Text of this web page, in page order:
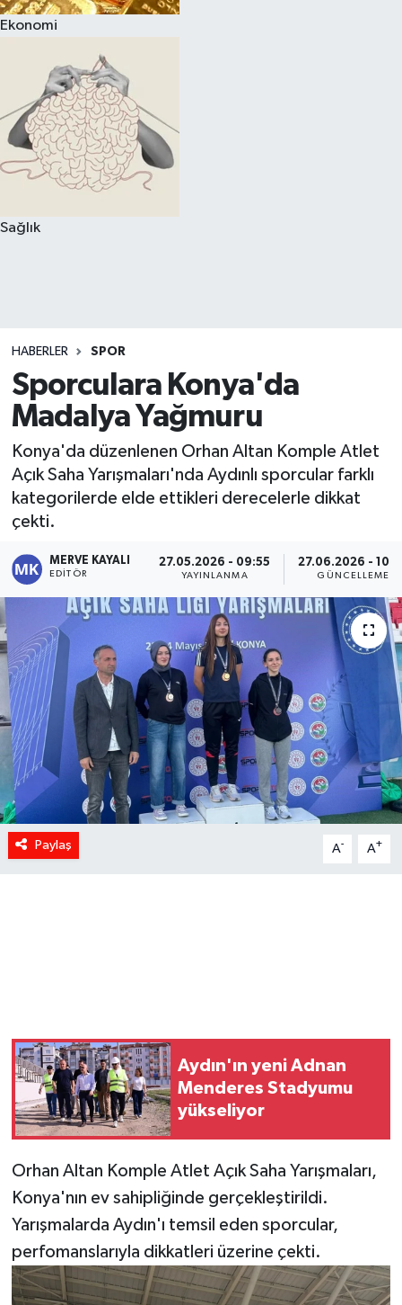
Ekonomi
Sağlık
HABERLER SPOR
Sporculara Konya'da
Madalya Yağmuru
Konya'da düzenlenen Orhan Altan Komple Atlet
Açık Saha Yarışmaları'nda Aydınlı sporcular farklı
kategorilerde elde ettikleri derecelerle dikkat
çekti.
MERVE KAYALI
EDITÖR
27.05.2026 - 09:55
YAYINLANMA
27.06.2026 -
GÜNCELLEME
Paylaş A- A+
Aydın'ın yeni Adnan
Menderes Stadyumu
yükseliyor
Orhan Altan Komple Atlet Açık Saha Yarışmaları,
Konya'nın ev sahipliğinde gerçekleştirildi.
Yarışmalarda Aydın'ı temsil eden sporcular,
perfomanslarıyla dikkatleri üzerine çekti.